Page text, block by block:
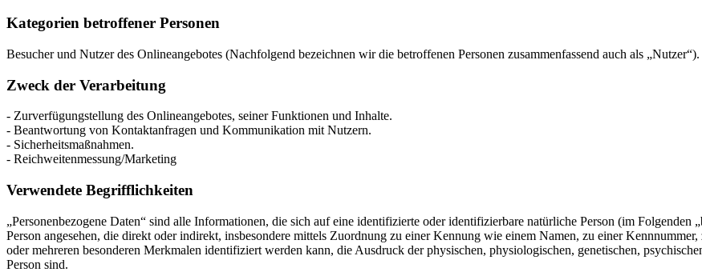
Kategorien betroffener Personen
Besucher und Nutzer des Onlineangebotes (Nachfolgend bezeichnen wir die betroffenen Personen zusammenfassend auch als „Nutzer“).
Zweck der Verarbeitung
- Zurverfügungstellung des Onlineangebotes, seiner Funktionen und Inhalte.
- Beantwortung von Kontaktanfragen und Kommunikation mit Nutzern.
- Sicherheitsmaßnahmen.
- Reichweitenmessung/Marketing
Verwendete Begrifflichkeiten
„Personenbezogene Daten“ sind alle Informationen, die sich auf eine identifizierte oder identifizierbare natürliche Person (im
Person angesehen, die direkt oder indirekt, insbesondere mittels Zuordnung zu einer Kennung wie einem Namen, zu einer
oder mehreren besonderen Merkmalen identifiziert werden kann, die Ausdruck der physischen, physiologischen, genetischen,
Person sind.